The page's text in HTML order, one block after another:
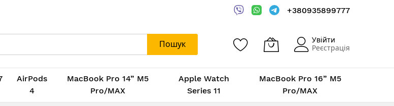
+380935899777
Пошук
Увійти
Реєстрація
AirPods
4
MacBook Pro 14” M5
Pro/MAX
Apple Watch
Series 11
MacBook Pro 16” M5
Pro/MAX